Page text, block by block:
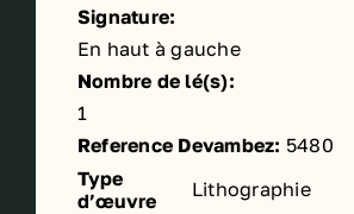
Signature:
En haut à gauche
Nombre de lé(s):
1
Reference Devambez: 5480
Type
d’œuvre
Lithographie